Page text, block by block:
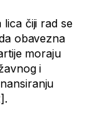
čiji rad se
obavezna
moraju
i